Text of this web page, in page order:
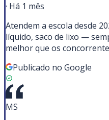
· Há 1 mês
Atendem a escola desde
líquido, saco de lixo —
melhor que os
Publicado no Google
MS